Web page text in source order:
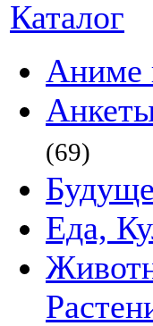
Каталог
Аниме
(69)
Еда,